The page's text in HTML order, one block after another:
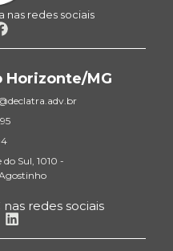
nas redes sociais
Horizonte/MG
Sul, 1010 -
redes sociais